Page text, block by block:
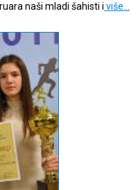
naši mladi šahisti i više…